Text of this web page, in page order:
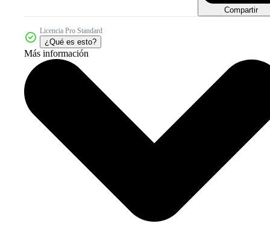
Compartir
Licencia Pro Standard
¿Qué es esto?
Más información